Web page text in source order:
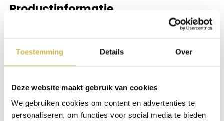
Toestemming Details Over
Deze website maakt gebruik van cookies
We gebruiken cookies om content en advertenties te
personaliseren, om functies voor social media te bieden
Productinformatie
Hoogwaardig materiaal voor een
Hoogwaardig materiaal voor een luxe uitstraling. Deze
salontafel is vervaardigd uit
materiaal dat bekendstaat om zijn duurzaamheid en
tafel een verfijnde marmeren look, waardoor hij perfect past
stijl en stevigheid maakt de Antares salontafeleen ideale
keuze voor wie op zoek is naar een tijdloos meubelstuk.